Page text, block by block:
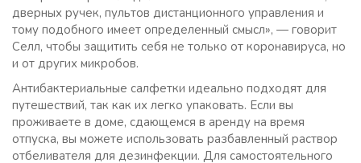
дверных ручек, пультов дистанционного управления и
тому подобного имеет определенный смысл», — говорит
Селл, чтобы защитить себя не только от коронавируса, но
и от других микробов.
Антибактериальные салфетки идеально подходят для
путешествий, так как их легко упаковать. Если вы
проживаете в доме, сдающемся в аренду на время
отпуска, вы можете использовать разбавленный раствор
отбеливателя для дезинфекции. Для самостоятельного